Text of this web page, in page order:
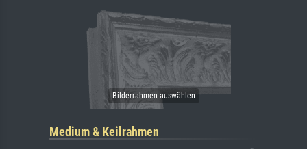
Medium & Keilrahmen